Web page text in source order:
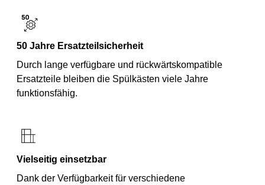
50 Jahre Ersatzteilsicherheit
Durch lange verfügbare und rückwärtskompatible
Ersatzteile bleiben die Spülkästen viele Jahre
funktionsfähig.
Vielseitig einsetzbar
Dank der Verfügbarkeit für verschiedene